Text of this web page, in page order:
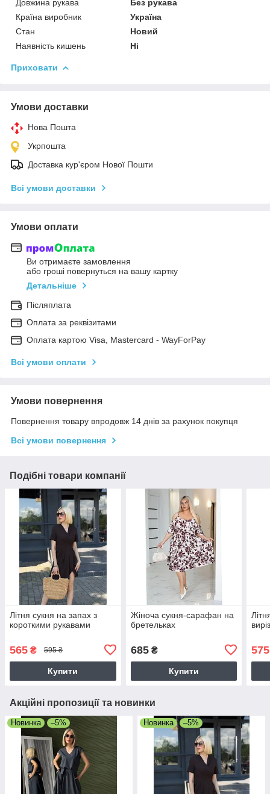
Довжина рукава
Без рукава
Країна виробник
Україна
Стан
Новий
Наявність кишень
Ні
Приховати
Умови доставки
Нова Пошта
Укрпошта
Доставка кур'єром Нової Пошти
Всі умови доставки
Умови оплати
Ви отримаєте замовлення
або гроші повернуться на вашу картку
Детальніше
Післяплата
Оплата за реквізитами
Оплата картою Visa, Mastercard - WayForPay
Всі умови оплати
Умови повернення
Повернення товару впродовж 14 днів за рахунок покупця
Всі умови повернення
Подібні товари компанії
Літня сукня на запах з
короткими рукавами
565 ₴ 595 ₴
Купити
Жіноча сукня-сарафан на
бретельках
685₴
Купити
575
Акційні пропозиції та новинки
Новинка –5% Новинка –5%